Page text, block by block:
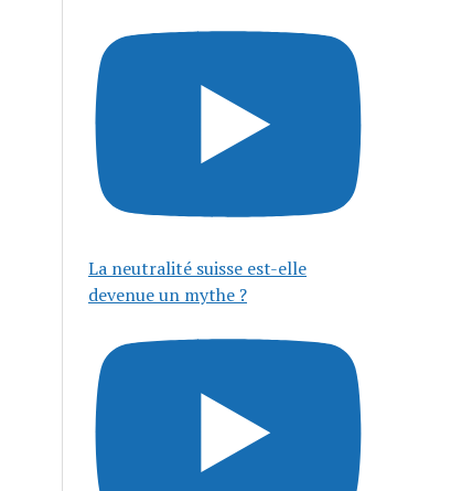
La neutralité suisse est-elle
devenue un mythe ?